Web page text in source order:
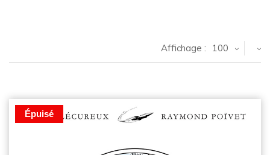
Affichage : 100
Épuisé